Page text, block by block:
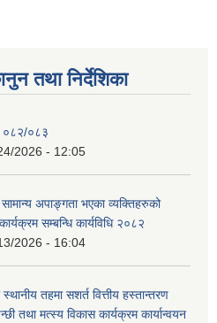
तथा निर्देशिका
०८२/०८३
2026 - 12:05
अपाङ्गता भएका व्यक्तिहरुको
सम्बन्धि कार्यविधि २०८२
2026 - 16:04
तहमा सशर्त वित्तीय हस्तान्तरण
तथा मत्स्य विकास कार्यक्रम कार्यान्वयन